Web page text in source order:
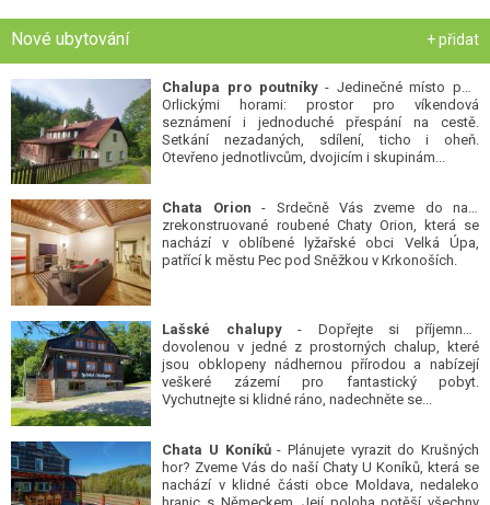
Nové ubytování + přidat
Chalupa pro poutníky- Jedinečné místo pod
Orlickými horami: prostor pro víkendová
seznámení i jednoduché přespání na cestě.
Setkání nezadaných, sdílení, ticho i oheň.
Otevřeno jednotlivcům, dvojicím i skupinám...
Chata Orion - Srdečně Vás zveme do naší
zrekonstruované roubené Chaty Orion, která se
nachází v oblíbené lyžařské obci Velká Úpa,
patřící k městu Pec pod Sněžkou v Krkonoších.
Lašské chalupy- Dopřejte si příjemnou
dovolenou v jedné z prostorných chalup, které
jsou obklopeny nádhernou přírodou a nabízejí
veškeré zázemí pro fantastický pobyt.
Vychutnejte si klidné ráno, nadechněte se...
Chata U Koníků- Plánujete vyrazit do Krušných
hor? Zveme Vás do naší Chaty U Koníků, která se
nachází v klidné části obce Moldava, nedaleko